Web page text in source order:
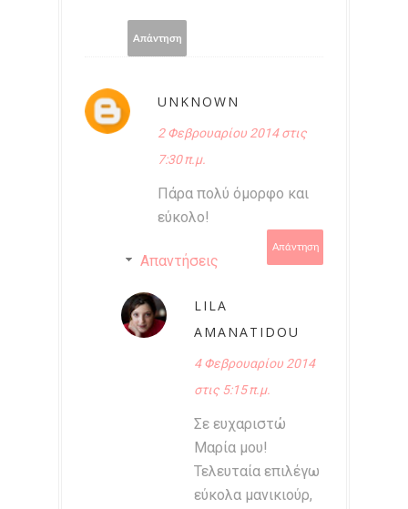
Απάντηση
UNKNOWN
2 Φεβρουαρίου 2014 στις
7:30 π.μ.
Πάρα πολύ όμορφο και
εύκολο!
Απάντηση
Απαντήσεις
LILA
AMANATIDOU
4 Φεβρουαρίου 2014
στις 5:15 π.μ.
Σε ευχαριστώ
Μαρία μου!
Τελευταία επιλέγω
εύκολα μανικιούρ,